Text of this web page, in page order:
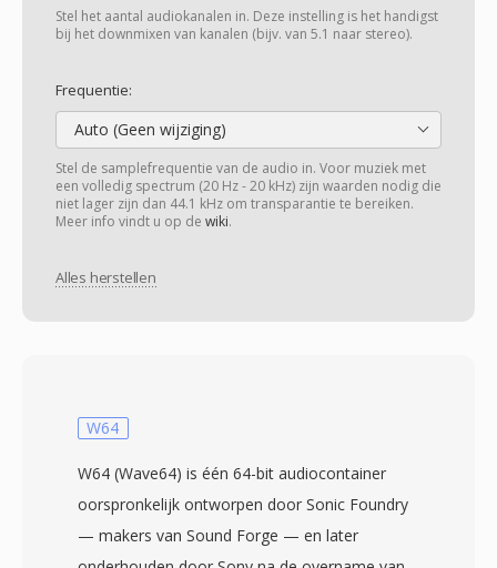
Stel het aantal audiokanalen in. Deze instelling is het handigst
bij het downmixen van kanalen (bijv. van 5.1 naar stereo).
Frequentie:
Auto (Geen wijziging)
Stel de samplefrequentie van de audio in. Voor muziek met
een volledig spectrum (20 Hz - 20 kHz) zijn waarden nodig die
niet lager zijn dan 44.1 kHz om transparantie te bereiken.
Meer info vindt u op de wiki.
Alles herstellen
W64
W64 (Wave64) is één 64-bit audiocontainer
oorspronkelijk ontworpen door Sonic Foundry
— makers van Sound Forge — en later